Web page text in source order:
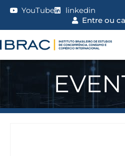
YouTube
linkedin
Entre ou